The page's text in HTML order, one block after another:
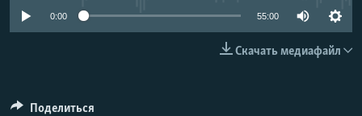
РАСПИСАНИЕ ВЕЩАНИЯ
0:00 55:00
Скачать медиафайл
Поделиться